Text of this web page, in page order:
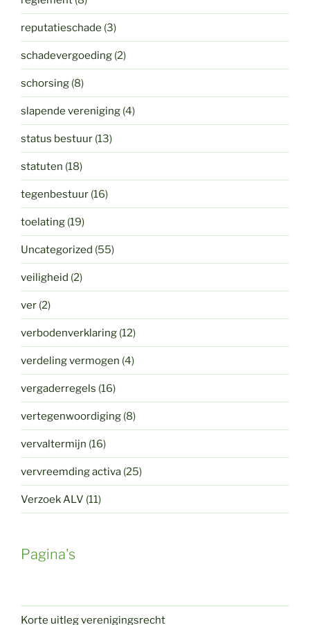
reputatieschade (3)
schadevergoeding (2)
schorsing (8)
slapende vereniging (4)
status bestuur (13)
statuten (18)
tegenbestuur (16)
toelating (19)
Uncategorized (55)
veiligheid (2)
ver (2)
verbodenverklaring (12)
verdeling vermogen (4)
vergaderregels (16)
vertegenwoordiging (8)
vervaltermijn (16)
vervreemding activa (25)
Verzoek ALV (11)
Pagina's
Korte uitleg verenigingsrecht